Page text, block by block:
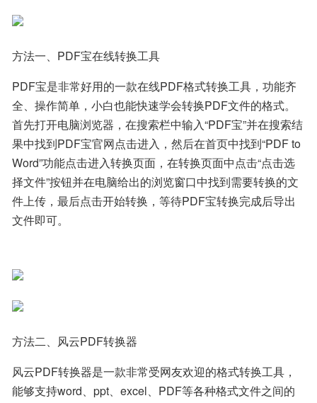
方法一、PDF宝在线转换工具
PDF宝是非常好用的一款在线PDF格式转换工具，功能齐
全、操作简单，小白也能快速学会转换PDF文件的格式。
首先打开电脑浏览器，在搜索栏中输入“PDF宝”并在搜索结
果中找到PDF宝官网点击进入，然后在首页中找到“PDF to
Word”功能点击进入转换页面，在转换页面中点击“点击选
择文件”按钮并在电脑给出的浏览窗口中找到需要转换的文
件上传，最后点击开始转换，等待PDF宝转换完成后导出
文件即可。
方法二、风云PDF转换器
风云PDF转换器是一款非常受网友欢迎的格式转换工具，
能够支持word、ppt、excel、PDF等各种格式文件之间的